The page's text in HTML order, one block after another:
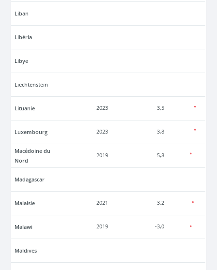
Liban
Libéria
Libye
Liechtenstein
Lituanie 2023 3,5
Luxembourg 2023 3,8
Macédoine du
Nord
2019 5,8
Madagascar
Malaisie 2021 3,2
Malawi 2019 -3,0
Maldives